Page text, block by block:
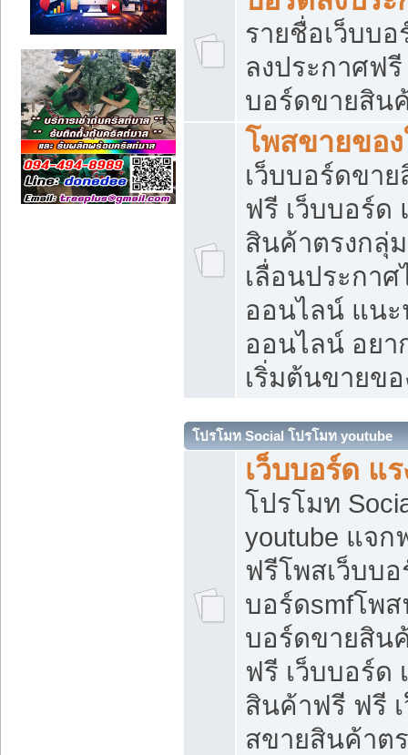
รายชื่อเว็บบ
ลงประกาศฟรี
บอร์ดขายสิน
โพสขายขอ
เว็บบอร์ดขา
ฟรี เว็บบอร์ด
สินค้าตรงกลุ่
เลื่อนประกา
ออนไลน์ แนะ
ออนไลน์ อย
เริ่มต้นขายข
โปรโมท Social โปรโมท youtube
เว็บบอร์ด แร
โปรโมท
youtube แจก
ฟรีโพสเว็บบอ
บอร์ดsmfโพ
บอร์ดขายสิน
ฟรี เว็บบอร์ด
สินค้าฟรี ฟรี
สขายสินค้าต